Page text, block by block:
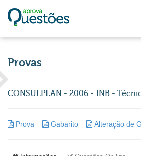
Provas
CONSULPLAN - 2006 - INB -
Prova Gabarito Alteração de